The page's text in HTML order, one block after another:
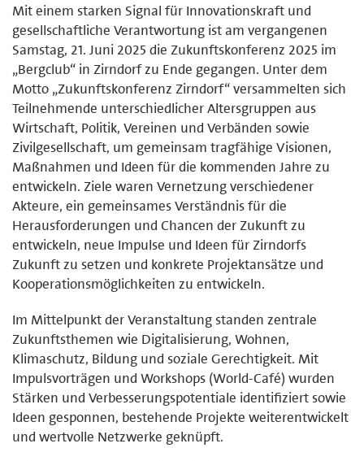
Mit einem starken Signal für Innovationskraft und
gesellschaftliche Verantwortung ist am vergangenen
Samstag, 21. Juni 2025 die Zukunftskonferenz 2025 im
„Bergclub“ in Zirndorf zu Ende gegangen. Unter dem
Motto „Zukunftskonferenz Zirndorf“ versammelten sich
Teilnehmende unterschiedlicher Altersgruppen aus
Wirtschaft, Politik, Vereinen und Verbänden sowie
Zivilgesellschaft, um gemeinsam tragfähige Visionen,
Maßnahmen und Ideen für die kommenden Jahre zu
entwickeln. Ziele waren Vernetzung verschiedener
Akteure, ein gemeinsames Verständnis für die
Herausforderungen und Chancen der Zukunft zu
entwickeln, neue Impulse und Ideen für Zirndorfs
Zukunft zu setzen und konkrete Projektansätze und
Kooperationsmöglichkeiten zu entwickeln.
Im Mittelpunkt der Veranstaltung standen zentrale
Zukunftsthemen wie Digitalisierung, Wohnen,
Klimaschutz, Bildung und soziale Gerechtigkeit. Mit
Impulsvorträgen und Workshops (World-Café) wurden
Stärken und Verbesserungspotentiale identifiziert sowie
Ideen gesponnen, bestehende Projekte weiterentwickelt
und wertvolle Netzwerke geknüpft.